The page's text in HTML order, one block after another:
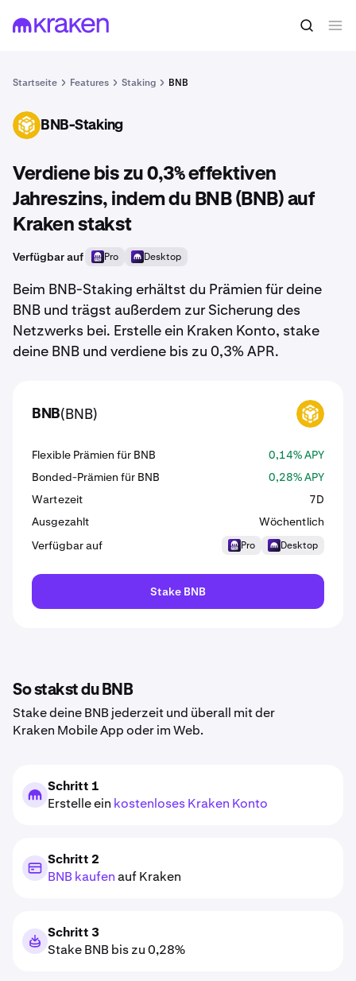
Startseite Features Staking BNB
BNB BNB-Staking
Verdiene bis zu 0,3% effektiven
Jahreszins, indem du BNB (BNB) auf
Kraken stakst
Verfügbar auf Pro Desktop
Beim BNB-Staking erhältst du Prämien für deine
BNB und trägst außerdem zur Sicherung des
Netzwerks bei. Erstelle ein Kraken Konto, stake
deine BNB und verdiene bis zu 0,3% APR.
BNB(BNB) BNB
Flexible Prämien für BNB
0,14% APY
Bonded-Prämien für BNB
0,28% APY
Wartezeit
7D
Ausgezahlt
Wöchentlich
Verfügbar auf
Pro Desktop
Stake BNB
So stakst du BNB
Stake deine BNB jederzeit und überall mit der
Kraken Mobile App oder im Web.
Schritt 1
Erstelle ein kostenloses Kraken Konto
Schritt 2
BNB kaufenauf Kraken
Schritt 3
Stake BNB bis zu 0,28%